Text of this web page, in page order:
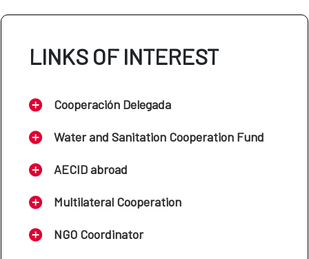
LINKS OF INTEREST
Cooperación Delegada
Water and Sanitation Cooperation Fund
AECID abroad
Multilateral Cooperation
NGO Coordinator